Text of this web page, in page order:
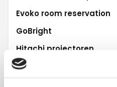
Evoko room reservation
GoBright
Hitachi projectoren
iiyama Digiboard